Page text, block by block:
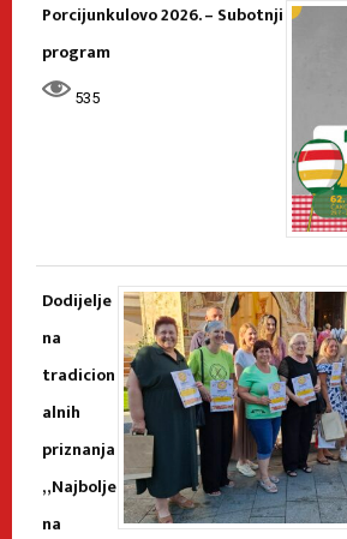
Porcijunkulovo 2026. – Subotnji
program
535
Dodijelje
na
tradicion
alnih
priznanja
„Najbolje
na